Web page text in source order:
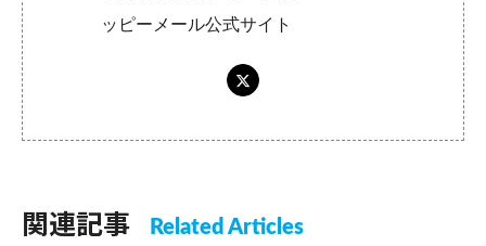
ッピーメール公式サイト
関連記事 Related Articles